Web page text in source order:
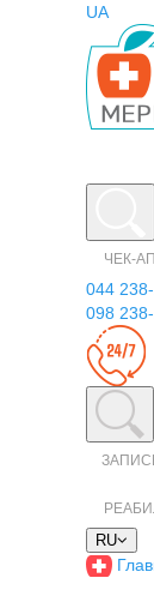
UA
ЧЕК-
044
098
RU